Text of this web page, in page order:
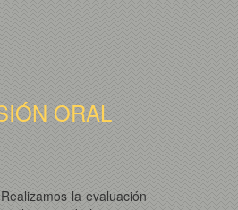
ORAL
la evaluación